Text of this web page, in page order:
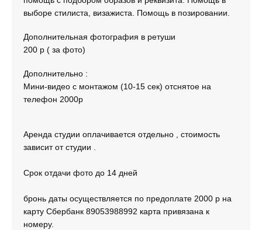
выборе стилиста, визажиста. Помощь в позировании.
Дополнительная фотография в ретуши
200 р ( за фото)
Дополнительно :
Мини-видео с монтажом (10-15 сек) отснятое на
телефон 2000р
Аренда студии оплачивается отдельно , стоимость
зависит от студии .
Срок отдачи фото до 14 дней
бронь даты осуществляется по предоплате 2000 р на
карту Сбербанк 89053988992 карта привязана к
номеру.